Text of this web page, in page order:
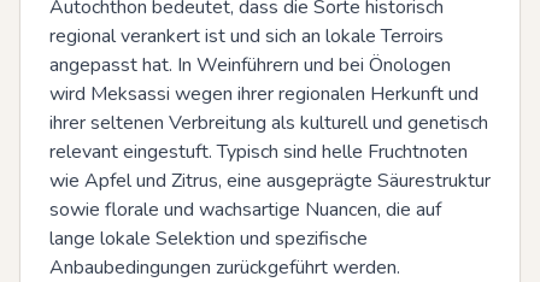
Autochthon bedeutet, dass die Sorte historisch
regional verankert ist und sich an lokale Terroirs
angepasst hat. In Weinführern und bei Önologen
wird Meksassi wegen ihrer regionalen Herkunft und
ihrer seltenen Verbreitung als kulturell und genetisch
relevant eingestuft. Typisch sind helle Fruchtnoten
wie Apfel und Zitrus, eine ausgeprägte Säurestruktur
sowie florale und wachsartige Nuancen, die auf
lange lokale Selektion und spezifische
Anbaubedingungen zurückgeführt werden.